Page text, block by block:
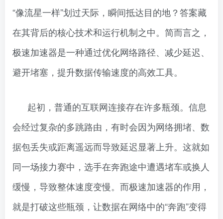
“像流星一样”划过天际，瞬间抵达目的地？答案藏
在其背后的核心技术和运行机制之中。简而言之，
极速加速器是一种通过优化网络路径、减少延迟、
避开堵塞，提升数据传输速度的高效工具。
起初，普通的互联网连接存在许多瓶颈。信息
会经过复杂的多跳路由，有时会因为网络拥堵、数
据包丢失或距离遥远而导致延迟显著上升。这就如
同一场接力赛中，选手在奔跑途中遭遇堵车或换人
缓慢，导致整体速度变慢。而极速加速器的作用，
就是打破这些瓶颈，让数据在网络中的“奔跑”变得